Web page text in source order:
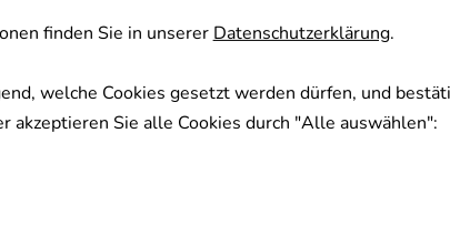
finden Sie in unsererDatenschutzerklärung.
welche Cookies gesetzt werden dürfen, und
akzeptieren Sie alle Cookies durch "Alle auswählen":